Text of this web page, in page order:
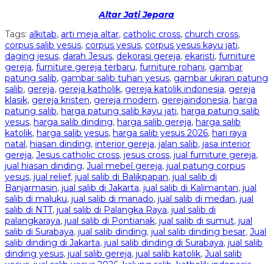
Altar Jati Jepara
Tags: alkitab, arti meja altar, catholic cross, church cross,
corpus salib yesus, corpus yesus, corpus yesus kayu jati,
daging jesus, darah Jesus, dekorasi gereja, ekaristi, furniture
gereja, furniture gereja terbaru, furniture rohani, gambar
patung salib, gambar salib tuhan yesus, gambar ukiran patung
salib, gereja, gereja katholik, gereja katolik indonesia, gereja
klasik, gereja kristen, gereja modern, gerejaindonesia, harga
patung salib, harga patung salib kayu jati, harga patung salib
yesus, harga salib dinding, harga salib gereja, harga salib
katolik, harga salib yesus, harga salib yesus 2026, hari raya
natal , hiasan dinding, interior gereja, jalan salib, jasa interior
gereja, Jesus catholic cross, jesus cross, jual furniture gereja,
jual hiasan dinding, Jual mebel gereja, jual patung corpus
yesus, jual relief, jual salib di Balikpapan, jual salib di
Banjarmasin, jual salib di Jakarta, jual salib di Kalimantan, jual
salib di maluku, jual salib di manado, jual salib di medan, jual
salib di NTT, jual salib di Palangka Raya, jual salib di
palangkaraya, jual salib di Pontianak, jual salib di sumut, jual
salib di Surabaya, jual salib dinding, jual salib dinding besar, Jual
salib dinding di Jakarta, jual salib dinding di Surabaya, jual salib
dinding yesus, jual salib gereja, jual salib katolik, Jual salib